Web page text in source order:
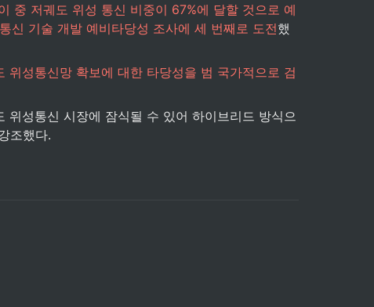
중 저궤도 위성 통신 비중이 67%에 달할 것으로 예
신 기술 개발 예비타당성 조사에 세 번째로 도전했
성통신망 확보에 대한 타당성을 범 국가적으로 검
위성통신 시장에 잠식될 수 있어 하이브리드 방식으
조했다.